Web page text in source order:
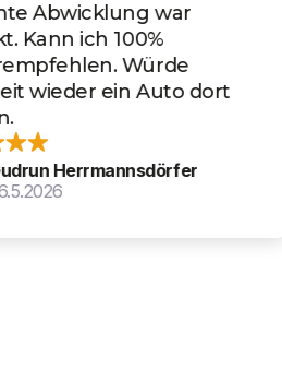
kompetenter,
zuverlässiger
der mich in allen
beraten und den
2. Wagen, den wir
haben. Wir sind sehr
18.5.2026